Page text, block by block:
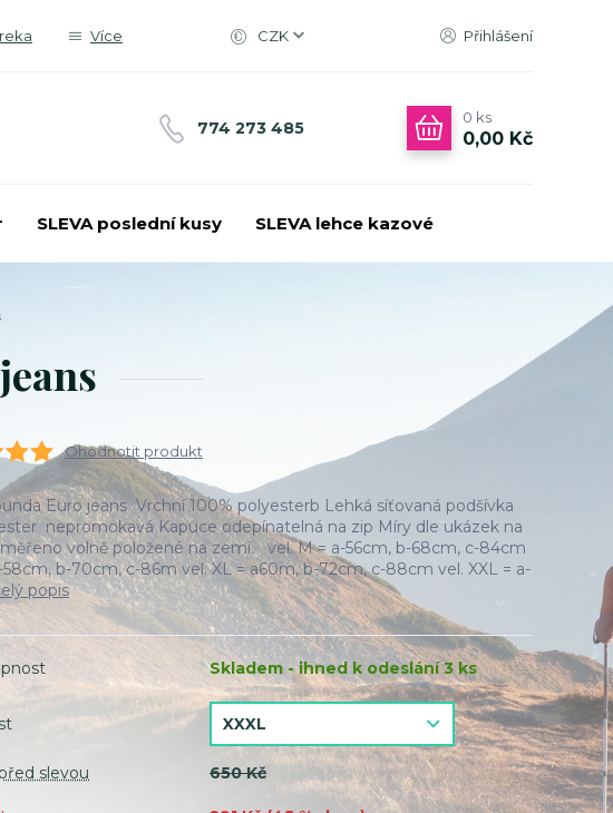
Více CZK Přihlášení
774 273 485
0 ks
0,00 Kč
SLEVA poslední kusy SLEVA lehce kazové
Ohodnotit produkt
Euro jeans Vrchní 100% polyesterb Lehká síťovaná podšívka
nepromokavá Kapuce odepínatelná na zip Míry dle ukázek na
volně položené na zemi. vel. M = a-56cm, b-68cm, c-84cm
58cm, b-70cm, c-86m vel. XL = a60m, b-72cm, c-88cm vel. XXL = a-
popis
Skladem - ihned k odeslání 3 ks
slevou 650 Kč